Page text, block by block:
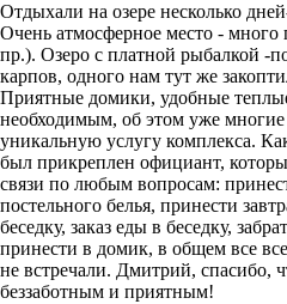
Отдыхали на озере несколько
Очень атмосферное место - много
пр.). Озеро с платной рыбалкой -
карпов, одного нам тут же
Приятные домики, удобные
необходимым, об этом уже
уникальную услугу комплекса.
был прикреплен официант,
связи по любым вопросам:
постельного белья, принести
беседку, заказ еды в беседку,
принести в домик, в общем все
не встречали. Дмитрий, спасибо,
беззаботным и приятным!